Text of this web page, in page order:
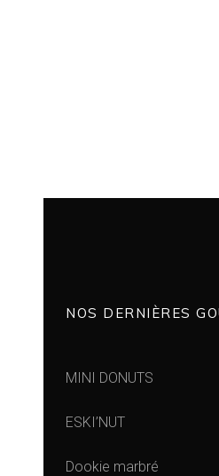
NOS DERNIÈRES
MINI DONUTS
ESKI’NUT
Dookie marbré